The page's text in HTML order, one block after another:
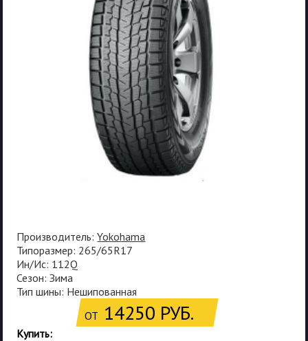
Производитель:Yokohama
Типоразмер: 265/65R17
Ин/Ис: 112Q
Сезон: Зима
Тип шины: Нешипованная
ОТ 14250 РУБ.
Купить: